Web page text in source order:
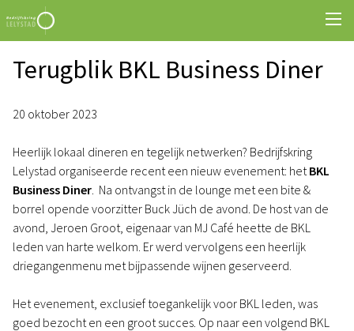
Terugblik BKL Business Diner
20 oktober 2023
Heerlijk lokaal dineren en tegelijk netwerken? Bedrijfskring
Lelystad organiseerde recent een nieuw evenement: hetBKL
Business Diner. Na ontvangst in de lounge met een bite &
borrel opende voorzitter Buck Jüch de avond. De host van de
avond, Jeroen Groot, eigenaar van MJ Café heette de BKL
leden van harte welkom. Er werd vervolgens een heerlijk
driegangenmenu met bijpassende wijnen geserveerd.
Het evenement, exclusief toegankelijk voor BKL leden, was
goed bezocht en een groot succes. Op naar een volgend BKL